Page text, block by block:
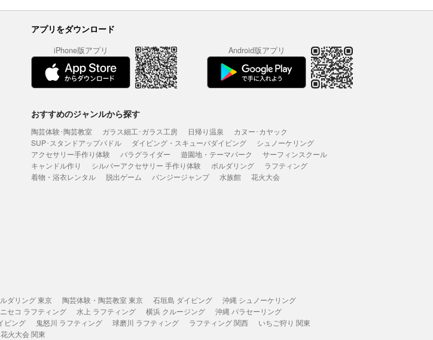
アプリをダウンロード
iPhone版アプリ Android版アプリ
おすすめのジャンルから探す
陶芸体験･陶芸教室 ガラス細工･ガラス工房 日帰り温泉
カヌー･カヤック
SUP･スタンドアップパドル
ダイビング・スキューバダイビング
シュノーケリング
アクセサリー手作り体験
パラグライダー 遊園地・テーマパーク
サーフィンスクール
キャンドル作り
シルバーアクセサリー 手作り体験 ボルダリング
ラフティング
着物・浴衣レンタル
脱出ゲーム バンジージャンプ 水族館 花火大会
ダリング 東京 陶芸体験・陶芸教室 東京 石垣島 ダイビング
沖縄 シュノーケリング
ニセコ ラフティング 水上 ラフティング 横浜 クルージング
沖縄 パラセーリング
ビング 鬼怒川 ラフティング 球磨川 ラフティング ラフティング 関西
いちご狩り 関東
花火大会 関東